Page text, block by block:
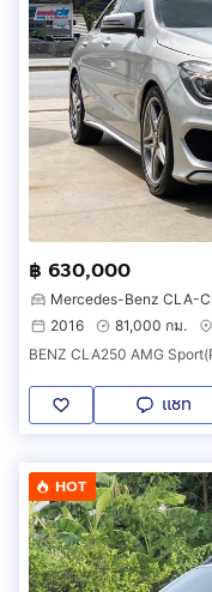
฿ 630,000
Mercedes-Benz CLA-
2016
81,000 กม.
BENZ CLA250 AMG
แชท
HOT